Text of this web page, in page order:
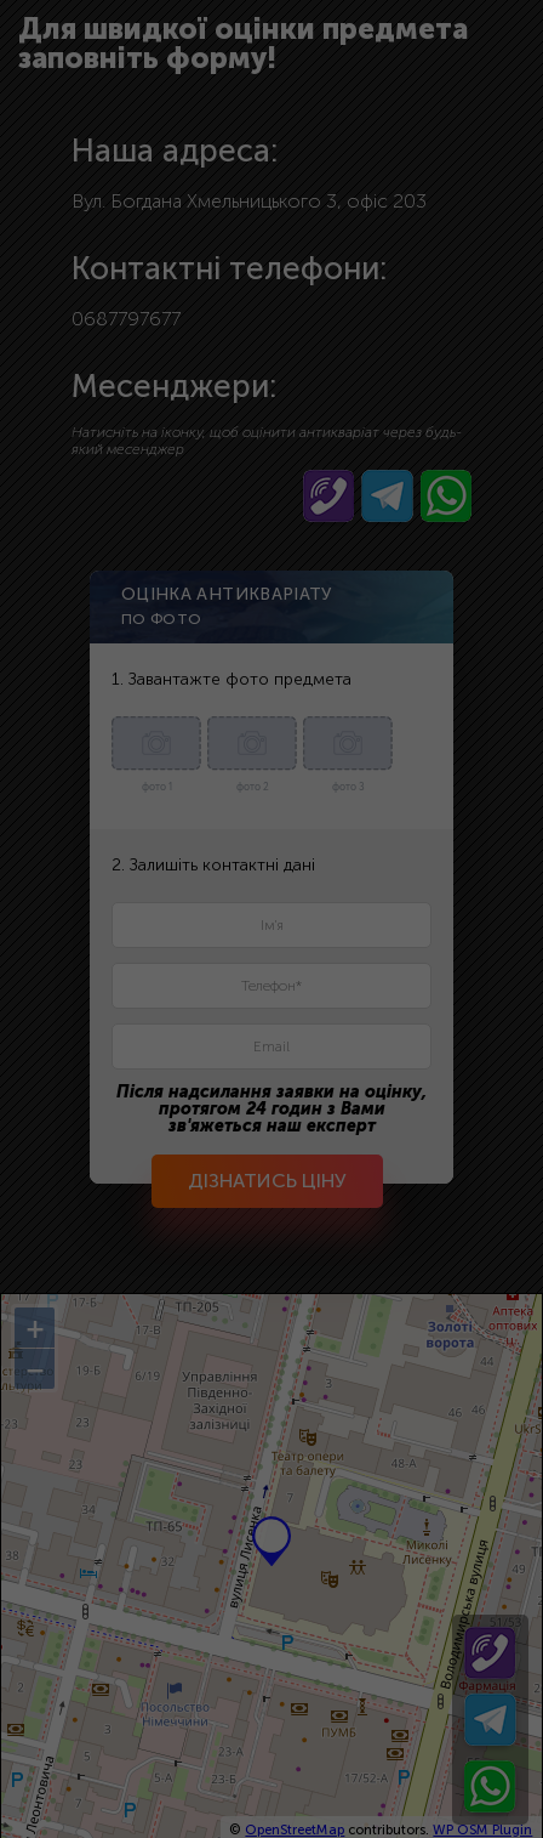
Для швидкої оцінки предмета
заповніть форму!
Наша адреса:
Вул. Богдана Хмельницького 3, офіс 203
Контактні телефони:
0687797677
Месенджери:
Натисніть на іконку, щоб оцінити антикваріат через будь-
який месенджер
ОЦІНКА АНТИКВАРІАТУ
ПО ФОТО
1. Завантажте фото предмета
фото 1 фото 2 фото 3
2. Залишіть контактні дані
Після надсилання заявки на оцінку,
протягом 24 годин з Вами
зв'яжеться наш експерт
ДІЗНАТИСЬ ЦІНУ
+
−
© OpenStreetMap contributors.WP OSM Plugin